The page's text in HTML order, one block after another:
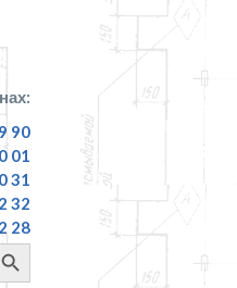
90
01
31
32
28
Search